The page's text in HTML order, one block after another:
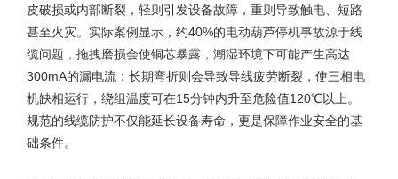
皮破损或内部断裂，轻则引发设备故障，重则导致触电、短路
甚至火灾。实际案例显示，约40%的电动葫芦停机事故源于线
缆问题，拖拽磨损会使铜芯暴露，潮湿环境下可能产生高达
300mA的漏电流；长期弯折则会导致导线疲劳断裂，使三相电
机缺相运行，绕组温度可在15分钟内升至危险值120℃以上。
规范的线缆防护不仅能延长设备寿命，更是保障作业安全的基
础条件。